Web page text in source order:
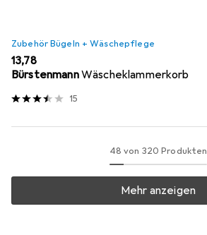
Zubehör Bügeln + Wäschepflege
EUR
13,78
BürstenmannWäscheklammerkorb
15
48 von 320 Produkten
Mehr anzeigen